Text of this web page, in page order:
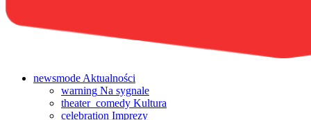
newsmode Aktualności
warning Na sygnale
theater_comedy Kultura
celebration Imprezy